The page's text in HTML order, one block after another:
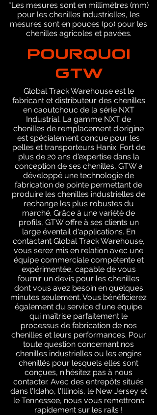
*Les mesures sont en millimètres (mm)
pour les chenilles industrielles, les
mesures sont en pouces (po) pour les
chenilles agricoles et pavées.
POURQUOI
GTW
Global Track Warehouse est le
fabricant et distributeur des chenilles
en caoutchouc de la série NXT
Industrial. La gamme NXT de
chenilles de remplacement d'origine
est spécialement conçue pour les
pelles et transporteurs Hanix. Fort de
plus de 20 ans d'expertise dans la
conception de ses chenilles, GTW a
développé une technologie de
fabrication de pointe permettant de
produire les chenilles industrielles de
rechange les plus robustes du
marché. Grâce à une variété de
profils, GTW offre à ses clients un
large éventail d'applications. En
contactant Global Track Warehouse,
vous serez mis en relation avec une
équipe commerciale compétente et
expérimentée, capable de vous
fournir un devis pour les chenilles
dont vous avez besoin en quelques
minutes seulement. Vous bénéficierez
également du service d'une équipe
qui maîtrise parfaitement le
processus de fabrication de nos
chenilles et leurs performances. Pour
toute question concernant nos
chenilles industrielles ou les engins
chenillés pour lesquels elles sont
conçues, n'hésitez pas à nous
contacter. Avec des entrepôts situés
dans l'Idaho, l'Illinois, le New Jersey et
le Tennessee, nous vous remettrons
rapidement sur les rails !